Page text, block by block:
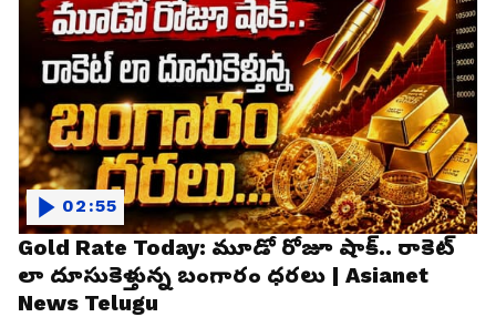
Gold Rate Today: మూడో రోజూ షాక్.. రాకెట్
లా దూసుకెళ్తున్న బంగారం ధరలు | Asianet
News Telugu
02:55